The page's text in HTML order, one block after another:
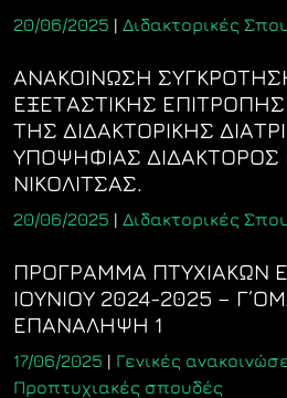
20/06/2025 | Διδακτορικές
ΑΝΑΚΟΙΝΩΣΗ
ΕΞΕΤΑΣΤΙΚΗΣ
ΤΗΣ ΔΙΔΑΚΤΟΡΙΚΗΣ
ΥΠΟΨΗΦΙΑΣ ΔΙΔΑΚΤΟΡΟΣ
ΝΙΚΟΛΙΤΣΑΣ.
20/06/2025 | Διδακτορικές
ΠΡΟΓΡΑΜΜΑ ΠΤΥΧΙΑΚΩΝ
ΙΟΥΝΙΟΥ 2024-2025 –
ΕΠΑΝΑΛΗΨΗ 1
17/06/2025 | Γενικές
Προπτυχιακές σπουδές